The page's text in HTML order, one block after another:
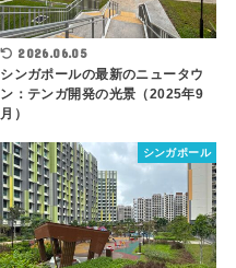
2026.06.05
シンガポールの最新のニュータウ
ン：テンガ開発の光景（2025年9
月）
シンガポール